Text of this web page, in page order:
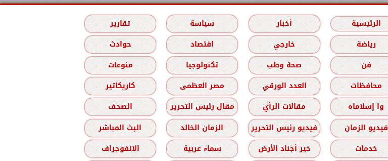
الرئيسية أخبار سياسة
تقارير
رياضة
خارجي اقتصاد
حوادث
فن
صحة وطب تكنولوجيا
منوعات
محافظات
العدد الورقي مصر العظمى
كاريكاتير
وا إسلاماه
مقالات الرأي مقال رئيس التحرير
الصحف
فيديو الزمان
فيديو رئيس التحرير الزمان الخالد
البث المباشر
خدمات
خير أجناد الأرض سماء عربية الانفوجراف